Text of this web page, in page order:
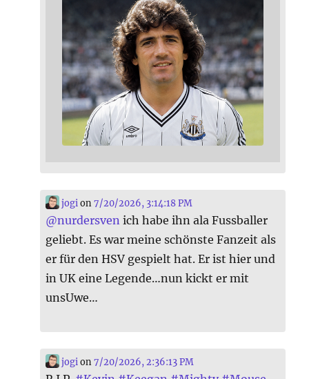
jogi on7/20/2026, 3:14:18 PM
@nurdersven ich habe ihn ala Fussballer
geliebt. Es war meine schönste Fanzeit als
er für den HSV gespielt hat. Er ist hier und
in UK eine Legende…nun kickt er mit
unsUwe…
jogi on7/20/2026, 2:36:13 PM